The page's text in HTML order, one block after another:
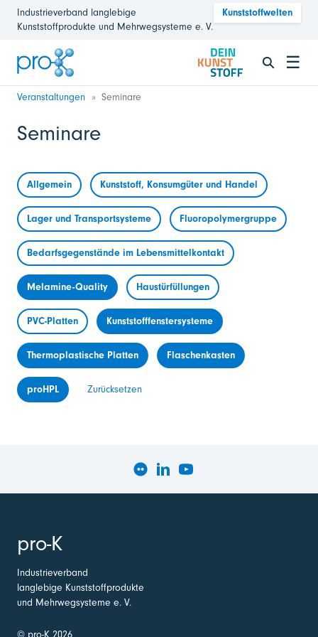
Industrieverband langlebige
Kunststoffprodukte und Mehrwegsysteme e. V.
Kunststoffwelten
☰
Veranstaltungen Seminare
Seminare
Allgemein Kunststoff, Konsumgüter und Handel
Lager und Transportsysteme Fluoropolymergruppe
Bedarfsgegenstände im Lebensmittelkontakt
Melamine-Quality Haustürfüllungen
PVC-Platten Kunststofffenstersysteme
Thermoplastische Platten Flaschenkasten
proHPL Zurücksetzen
pro-K
Industrieverband
langlebige Kunststoffprodukte
und Mehrwegsysteme e. V.
© pro-K 2026